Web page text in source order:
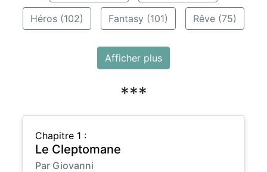
Héros (102) Fantasy (101) Rêve (75)
Afficher plus
***
Chapitre 1 :
Le Cleptomane
Par Giovanni